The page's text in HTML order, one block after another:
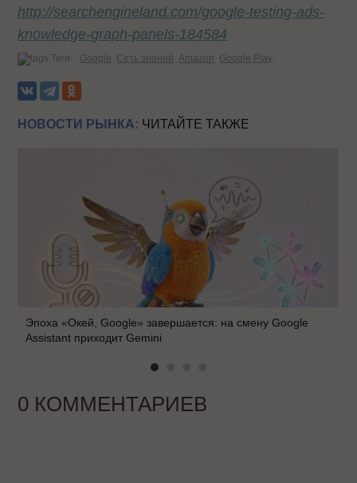
http://searchengineland.com/google-testing-ads-
knowledge-graph-panels-184584
Теги: Google Сеть знаний Amazon Google Play
НОВОСТИ РЫНКА: ЧИТАЙТЕ ТАКЖЕ
Эпоха «Окей, Google» завершается: на смену Google
Assistant приходит Gemini
0 КОММЕНТАРИЕВ